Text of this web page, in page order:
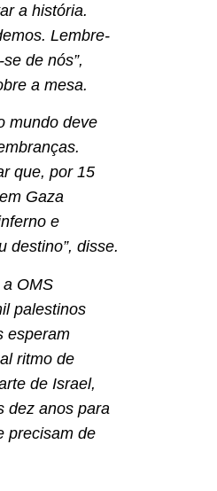
a história.
Lembre-
de nós”,
a mesa.
mundo deve
que, por 15
Gaza
e
destino”, disse.
OMS
palestinos
esperam
ritmo de
de Israel,
dez anos para
precisam de